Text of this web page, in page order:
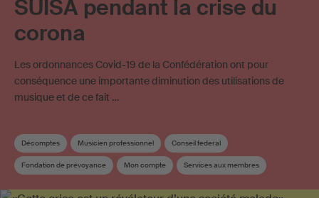
SUISA pendant la crise du
corona
Les ordonnances Covid-19 de la Confédération ont pour
conséquence une importante diminution des utilisations de
musique et de ce fait …
Décomptes Musicien professionnel Conseil federal
Fondation de prévoyance Mon compte Services aux membres